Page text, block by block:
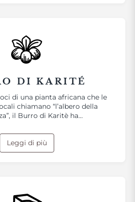
DI KARITÉ
di una pianta africana che le
chiamano “l’albero della
il Burro di Karitè ha…
Leggi di più